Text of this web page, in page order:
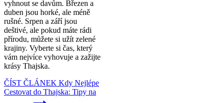
vyhnout se davům. Březen a
duben jsou horké, ale méně
rušné. Srpen a září jsou
deštivé, ale pokud máte rádi
přírodu, můžete si užít zelené
krajiny. Vyberte si čas, který
vám nejvíce vyhovuje a zažijte
krásy Thajska.
ČÍST ČLÁNEK Kdy Nejlépe
Cestovat do Thajska: Tipy na